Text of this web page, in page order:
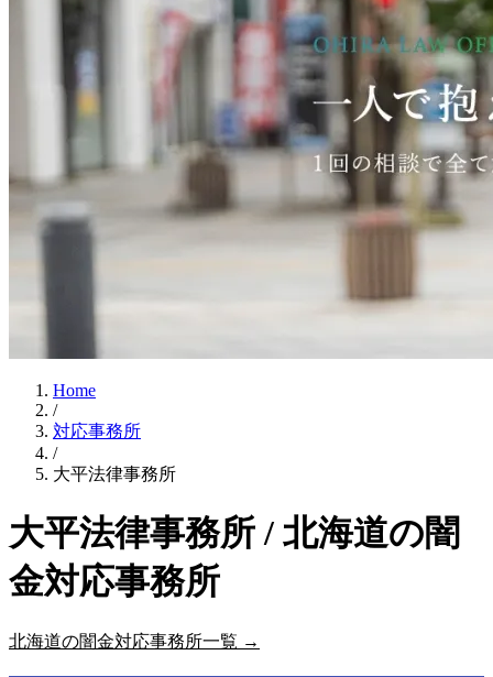
Home
/
対応事務所
/
大平法律事務所
大平法律事務所 / 北海道の闇
金対応事務所
北海道の闇金対応事務所一覧 →